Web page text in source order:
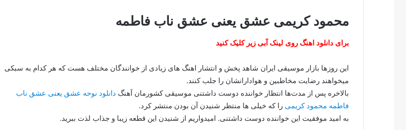
محمود کریمی عشق یعنی عشق ناب فاطمه
برای دانلود اهنگ روی لینک آبی زیر کلیک کنید
این روزها بازار موسیقی ایران شاهد پخش و انتشار اهنگ های زیادی از خوانندگان مختلف هست که هر کدام به سبکی
میخواهند رضایت مخاطبین و هوادارانشان را جلب کنند.
بالاخره پس از مدت‌ها انتظار خواننده دوست داشتنی موسیقی کشورمان آهنگ دانلود نوحه عشق یعنی عشق ناب
فاطمه محمود کریمی را که خیلی ها منتظر شنیدن آن بودن منتشر کرد.
به امید موفقیت این خواننده دوست داشتنی. امیدواریم از شنیدن این قطعه زیبا و جذاب لذت ببرید.